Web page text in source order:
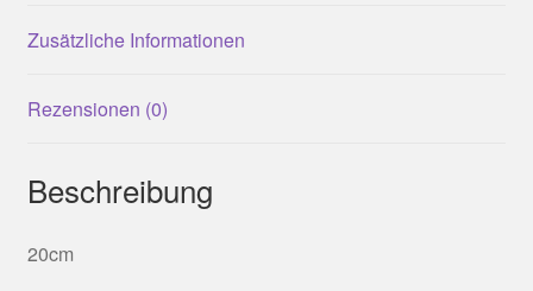
Zusätzliche Informationen
Rezensionen (0)
Beschreibung
20cm